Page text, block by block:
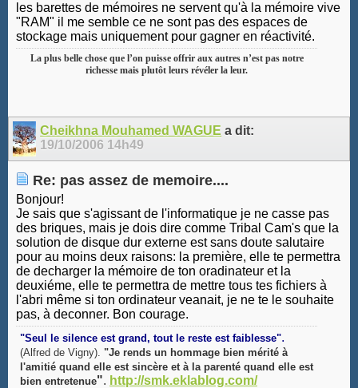
les barettes de mémoires ne servent qu'à la mémoire vive
"RAM" il me semble ce ne sont pas des espaces de
stockage mais uniquement pour gagner en réactivité.
La plus belle chose que l’on puisse offrir aux autres n’est pas notre
richesse mais plutôt leurs révéler la leur.
Cheikhna Mouhamed WAGUE a dit:
19/10/2006 14h49
Re: pas assez de memoire....
Bonjour!
Je sais que s'agissant de l'informatique je ne casse pas
des briques, mais je dois dire comme Tribal Cam's que la
solution de disque dur externe est sans doute salutaire
pour au moins deux raisons: la première, elle te permettra
de decharger la mémoire de ton oradinateur et la
deuxiéme, elle te permettra de mettre tous tes fichiers à
l'abri même si ton ordinateur veanait, je ne te le souhaite
pas, à deconner. Bon courage.
"Seul le silence est grand, tout le reste est faiblesse".
(Alfred de Vigny). "Je rends un hommage bien mérité à
l'amitié quand elle est sincère et à la parenté quand elle est
bien entretenue". http://smk.eklablog.com/